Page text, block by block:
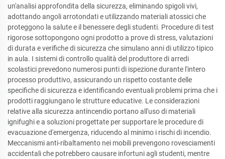
un'analisi approfondita della sicurezza, eliminando spigoli vivi,
adottando angoli arrotondati e utilizzando materiali atossici che
proteggono la salute e il benessere degli studenti. Procedure di test
rigorose sottopongono ogni prodotto a prove di stress, valutazioni
di durata e verifiche di sicurezza che simulano anni di utilizzo tipico
in aula. I sistemi di controllo qualità del produttore di arredi
scolastici prevedono numerosi punti di ispezione durante l'intero
processo produttivo, assicurando un rispetto costante delle
specifiche di sicurezza e identificando eventuali problemi prima che i
prodotti raggiungano le strutture educative. Le considerazioni
relative alla sicurezza antincendio portano all'uso di materiali
ignifughi e a soluzioni progettate per supportare le procedure di
evacuazione d'emergenza, riducendo al minimo i rischi di incendio.
Meccanismi anti-ribaltamento nei mobili prevengono rovesciamenti
accidentali che potrebbero causare infortuni agli studenti, mentre